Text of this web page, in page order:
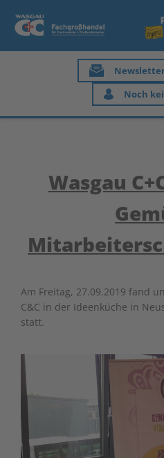
Noch
Wasgau
Am Freitag, 27.09.2019 fand
C&C in der Ideenküche in
statt.